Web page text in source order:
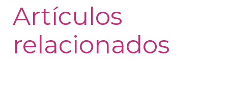
Artículos
relacionados